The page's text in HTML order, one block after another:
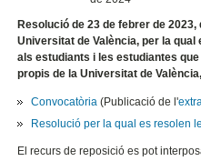
Resolució de 23 de febrer de
Universitat de València, per la qual
als estudiants i les estudiantes
propis de la Universitat de
Convocatòria (Publicació de l'
Resolució per la qual es resolen
El recurs de reposició es pot